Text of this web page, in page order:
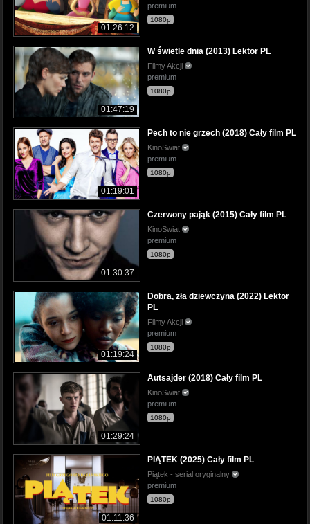
01:26:12
premium
1080p
01:47:19
W świetle dnia (2013) Lektor PL
Filmy Akcji
premium
1080p
01:19:01
Pech to nie grzech (2018) Cały film PL
KinoSwiat
premium
1080p
01:30:37
Czerwony pająk (2015) Cały film PL
KinoSwiat
premium
1080p
01:19:24
Dobra, zła dziewczyna (2022) Lektor
PL
Filmy Akcji
premium
1080p
01:29:24
Autsajder (2018) Cały film PL
KinoSwiat
premium
1080p
01:11:36
PIĄTEK (2025) Cały film PL
Piątek - serial oryginalny
premium
1080p